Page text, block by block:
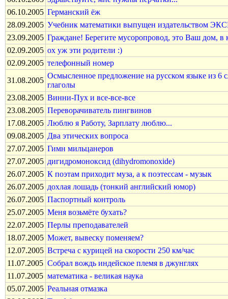
06.10.2005 Германский ёж
28.09.2005 Учебник математики выпущен издательством
23.09.2005 Граждане! Берегите мусоропровод, это Ваш дом,
02.09.2005 ох уж эти родители :)
02.09.2005 телефонный номер
31.08.2005
Осмысленное предложение на русском языке из 6
глаголы
23.08.2005 Винни-Пух и все-все-все
23.08.2005 Переворачиватель пингвинов
17.08.2005 Люблю я Работу, Зарплату люблю...
09.08.2005 Два этических вопроса
27.07.2005 Гимн мильцанеров
27.07.2005 дигидромоноксид (dihydromonoxide)
26.07.2005 К поэтам приходит муза, а к поэтессам - музык
26.07.2005 дохлая лошадь (тонкий английский юмор)
26.07.2005 Паспортный контроль
25.07.2005 Меня возьмёте бухать?
22.07.2005 Перлы преподавателей
18.07.2005 Может, вывеску поменяем?
12.07.2005 Встреча с курицей на скорости 250 км/час
11.07.2005 Собрал вождь индейское племя в джунглях
11.07.2005 математика - великая наука
05.07.2005 Реальная отмазка